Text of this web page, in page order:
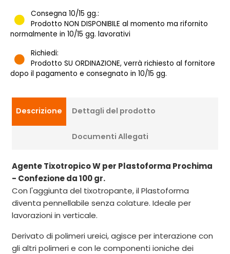
Consegna 10/15 gg.:
Prodotto NON DISPONIBILE al momento ma rifornito
normalmente in 10/15 gg. lavorativi
Richiedi:
Prodotto SU ORDINAZIONE, verrà richiesto al fornitore
dopo il pagamento e consegnato in 10/15 gg.
Descrizione Dettagli del prodotto
Documenti Allegati
Agente Tixotropico W per Plastoforma Prochima
- Confezione da 100 gr.
Con l'aggiunta del tixotropante, il Plastoforma
diventa pennellabile senza colature. Ideale per
lavorazioni in verticale.
Derivato di polimeri ureici, agisce per interazione con
gli altri polimeri e con le componenti ioniche dei